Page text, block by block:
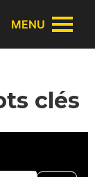
MENU
clés